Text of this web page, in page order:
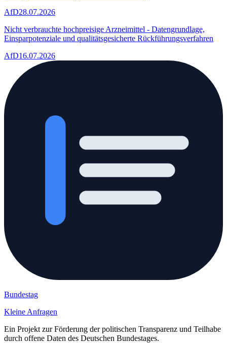
AfD28.07.2026
Nicht verbrauchte hochpreisige Arzneimittel - Datengrundlage,
Einsparpotenziale und qualitätsgesicherte Rückführungsverfahren
AfD16.07.2026
Bundestag
Kleine Anfragen
Ein Projekt zur Förderung der politischen Transparenz und Teilhabe
durch offene Daten des Deutschen Bundestages.